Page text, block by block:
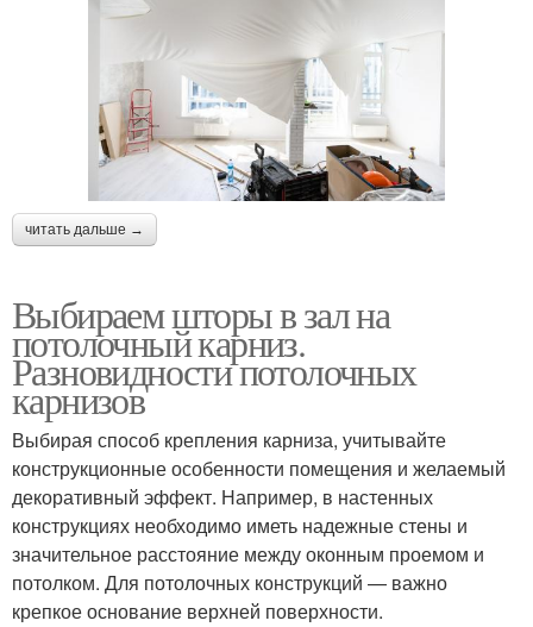
читать дальше →
Выбираем шторы в зал на
потолочный карниз.
Разновидности потолочных
карнизов
Выбирая способ крепления карниза, учитывайте
конструкционные особенности помещения и желаемый
декоративный эффект. Например, в настенных
конструкциях необходимо иметь надежные стены и
значительное расстояние между оконным проемом и
потолком. Для потолочных конструкций — важно
крепкое основание верхней поверхности.